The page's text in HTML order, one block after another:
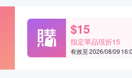
$15
指定單品現折15
有效至 2026/08/09